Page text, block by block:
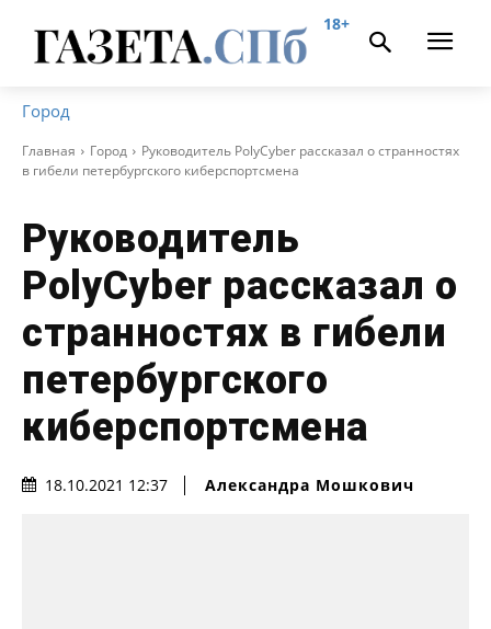
18+
Город
Главная Город
Руководитель PolyCyber рассказал о странностях
в гибели петербургского киберспортсмена
Руководитель
PolyCyber рассказал о
странностях в гибели
петербургского
киберспортсмена
18.10.2021 12:37 Александра Мошкович